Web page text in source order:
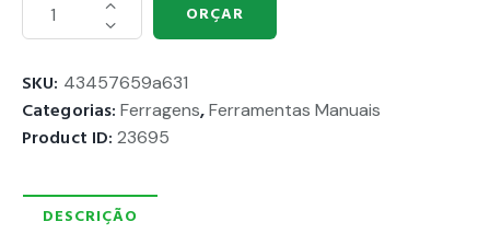
ORÇAR
SKU: 43457659a631
Categorias:Ferragens,Ferramentas Manuais
Product ID:23695
DESCRIÇÃO